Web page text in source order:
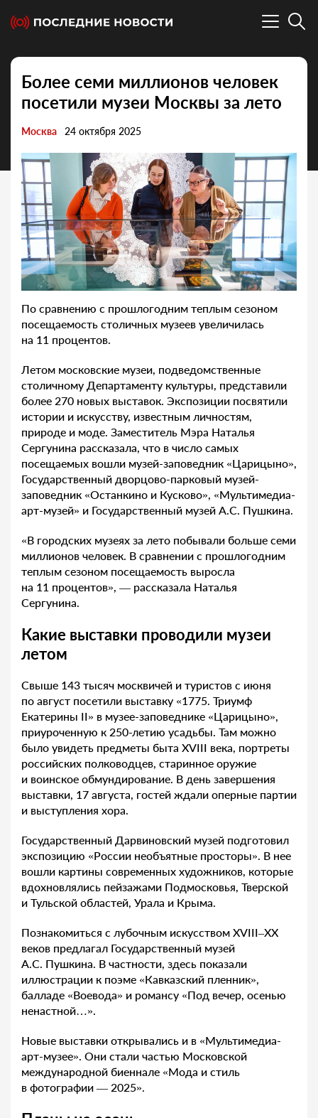
Более семи миллионов человек
посетили музеи Москвы за лето
Москва 24 октября 2025
По сравнению с прошлогодним теплым сезоном
посещаемость столичных музеев увеличилась
на 11 процентов.
Летом московские музеи, подведомственные
столичному Департаменту культуры, представили
более 270 новых выставок. Экспозиции посвятили
истории и искусству, известным личностям,
природе и моде. Заместитель Мэра Наталья
Сергунина рассказала, что в число самых
посещаемых вошли музей-заповедник «Царицыно»,
Государственный дворцово-парковый музей-
заповедник «Останкино и Кусково», «Мультимедиа-
арт-музей» и Государственный музей А.С. Пушкина.
«В городских музеях за лето побывали больше семи
миллионов человек. В сравнении с прошлогодним
теплым сезоном посещаемость выросла
на 11 процентов», — рассказала Наталья
Сергунина.
Какие выставки проводили музеи
летом
Свыше 143 тысяч москвичей и туристов с июня
по август посетили выставку «1775. Триумф
Екатерины II» в музее-заповеднике «Царицыно»,
приуроченную к 250-летию усадьбы. Там можно
было увидеть предметы быта XVIII века, портреты
российских полководцев, старинное оружие
и воинское обмундирование. В день завершения
выставки, 17 августа, гостей ждали оперные партии
и выступления хора.
Государственный Дарвиновский музей подготовил
экспозицию «России необъятные просторы». В нее
вошли картины современных художников, которые
вдохновлялись пейзажами Подмосковья, Тверской
и Тульской областей, Урала и Крыма.
Познакомиться с лубочным искусством XVIII–XX
веков предлагал Государственный музей
А.С. Пушкина. В частности, здесь показали
иллюстрации к поэме «Кавказский пленник»,
балладе «Воевода» и романсу «Под вечер, осенью
ненастной…».
Новые выставки открывались и в «Мультимедиа-
арт-музее». Они стали частью Московской
международной биеннале «Мода и стиль
в фотографии — 2025».